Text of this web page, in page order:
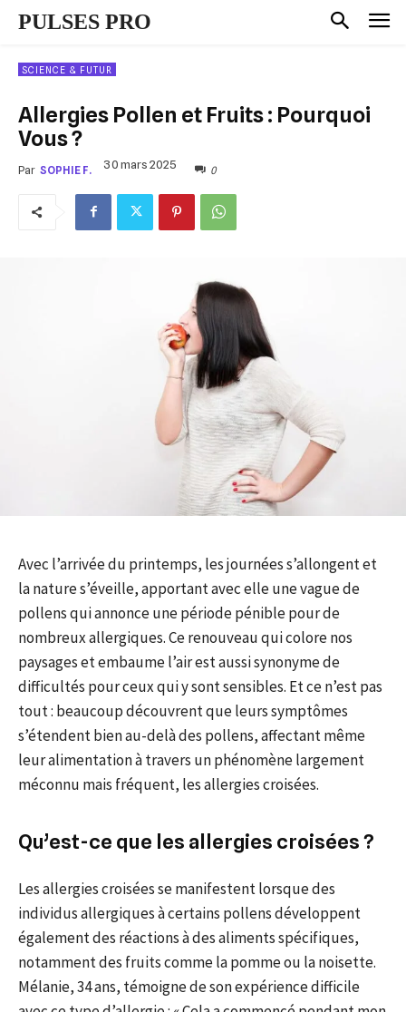
PULSES PRO
SCIENCE & FUTUR
Allergies Pollen et Fruits : Pourquoi
Vous ?
Par SOPHIE F. 30 mars 2025 0
Avec l’arrivée du printemps, les journées s’allongent et
la nature s’éveille, apportant avec elle une vague de
pollens qui annonce une période pénible pour de
nombreux allergiques. Ce renouveau qui colore nos
paysages et embaume l’air est aussi synonyme de
difficultés pour ceux qui y sont sensibles. Et ce n’est pas
tout : beaucoup découvrent que leurs symptômes
s’étendent bien au-delà des pollens, affectant même
leur alimentation à travers un phénomène largement
méconnu mais fréquent, les allergies croisées.
Qu’est-ce que les allergies croisées ?
Les allergies croisées se manifestent lorsque des
individus allergiques à certains pollens développent
également des réactions à des aliments spécifiques,
notamment des fruits comme la pomme ou la noisette.
Mélanie, 34 ans, témoigne de son expérience difficile